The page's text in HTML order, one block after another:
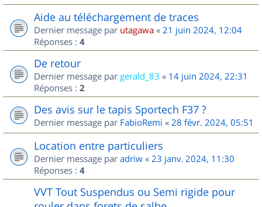
Aide au téléchargement de traces
Dernier message par utagawa « 21 juin 2024, 12:04
Réponses : 4
De retour
Dernier message par gerald_83 « 14 juin 2024, 22:31
Réponses : 2
Des avis sur le tapis Sportech F37 ?
Dernier message par FabioRemi « 28 févr. 2024, 05:51
Location entre particuliers
Dernier message par adriw « 23 janv. 2024, 11:30
Réponses : 4
VVT Tout Suspendus ou Semi rigide pour